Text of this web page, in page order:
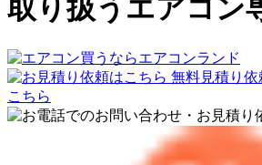
取り扱うエアコン
無料見積り依
こちら